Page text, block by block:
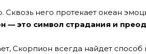
него протекает океан
— это символ страдания и
Скорпион всегда найдет способ